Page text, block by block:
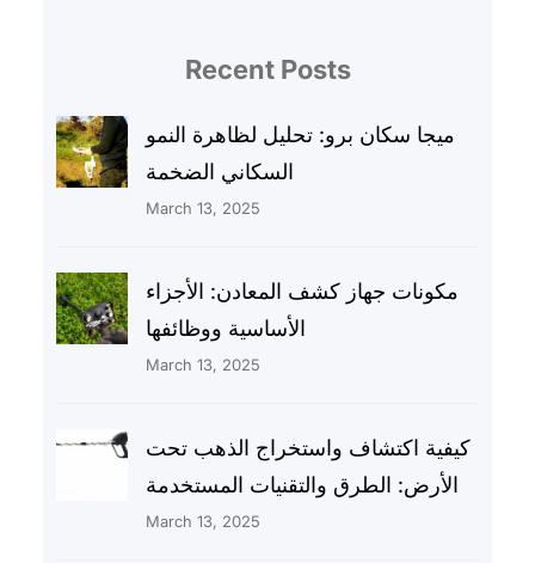
Recent Posts
ميجا سكان برو: تحليل لظاهرة النمو
السكاني الضخمة
March 13, 2025
مكونات جهاز كشف المعادن: الأجزاء
الأساسية ووظائفها
March 13, 2025
كيفية اكتشاف واستخراج الذهب تحت
الأرض: الطرق والتقنيات المستخدمة
March 13, 2025